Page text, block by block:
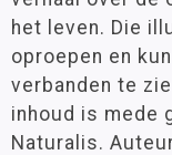
het leven. Die
oproepen en
verbanden te
inhoud is mede
Naturalis.